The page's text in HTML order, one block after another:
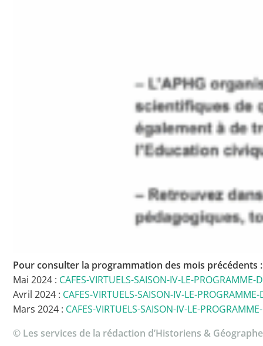
Pour consulter la programmation des mois précédents :
Mai 2024 : CAFES-VIRTUELS-SAISON-IV-LE-
Avril 2024 : CAFES-VIRTUELS-SAISON-IV-LE-
Mars 2024 : CAFES-VIRTUELS-SAISON-IV-LE-
© Les services de la rédaction d’Historiens &